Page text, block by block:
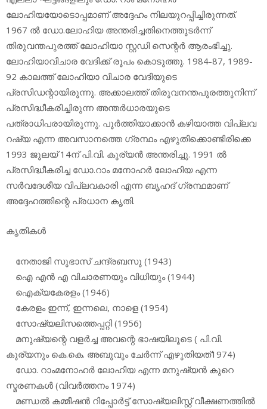
ലോഹിയയോടൊപ്പമാണ് അദ്ദേഹം നിലയുറപ്പിച്ചിരുന്നത്.
1967 ല്‍ ഡോ.ലോഹിയ അന്തരിച്ചതിനെത്തുടര്‍ന്ന്
തിരുവന്തപുരത്ത് ലോഹിയാ സ്റ്റഡി സെന്റര്‍ ആരംഭിച്ചു.
ലോഹിയാവിചാര വേദിക്ക് രൂപം കൊടുത്തു. 1984-87, 1989-
92 കാലത്ത് ലോഹിയാ വിചാര വേദിയുടെ
പ്രസിഡന്റായിരുന്നു. അക്കാലത്ത് തിരുവനന്തപുരത്തുനിന്ന്
പ്രസിദ്ധീകരിച്ചിരുന്ന അന്തര്‍ധാരയുടെ
പത്രാധിപരായിരുന്നു. പൂര്‍ത്തിയാക്കാന്‍ കഴിയാത്ത വിപ്ലവ
റഷ്യ എന്ന അവസാനത്തെ ഗ്രന്ഥം എഴുതിക്കൊണ്ടിരിക്കെ
1993 ജൂലയ് 14ന് പി.വി. കുര്യന്‍ അന്തരിച്ചു. 1991 ല്‍
പ്രസിദ്ധീകരിച്ച ഡോ.റാം മനോഹര്‍ ലോഹിയ എന്ന
സര്‍വദേശീയ വിപ്ലവകാരി എന്ന ബൃഹദ് ഗ്രന്ഥമാണ്
അദ്ദേഹത്തിന്റെ പ്രധാന കൃതി.
കൃതികള്‍
നേതാജി സുഭാസ് ചന്ദ്രബസു (1943)
ഐ എന്‍ എ വിചാരണയും വിധിയും (1944)
ഐക്യകേരളം (1946)
കേരളം ഇന്ന്, ഇന്നലെ, നാളെ (1954)
സോഷ്യലിസത്തെപ്പറ്റി (1956)
മനുഷ്യന്റെ വളര്‍ച്ച അവന്റെ ഭാഷയിലൂടെ ( പി.വി.
കുര്യനും കെ.കെ. അബുവും ചേര്‍ന്ന് എഴുതിയത്1974)
ഡോ. റാംമനോഹര്‍ ലോഹിയ എന്ന മനുഷ്യന്‍ കുറെ
സ്മരണകള്‍ (വിവര്‍ത്തനം 1974)
മണ്ഡല്‍ കമ്മീഷന്‍ റിപ്പോര്‍ട്ട് സോഷ്യലിസ്റ്റ് വീക്ഷണത്തില്‍